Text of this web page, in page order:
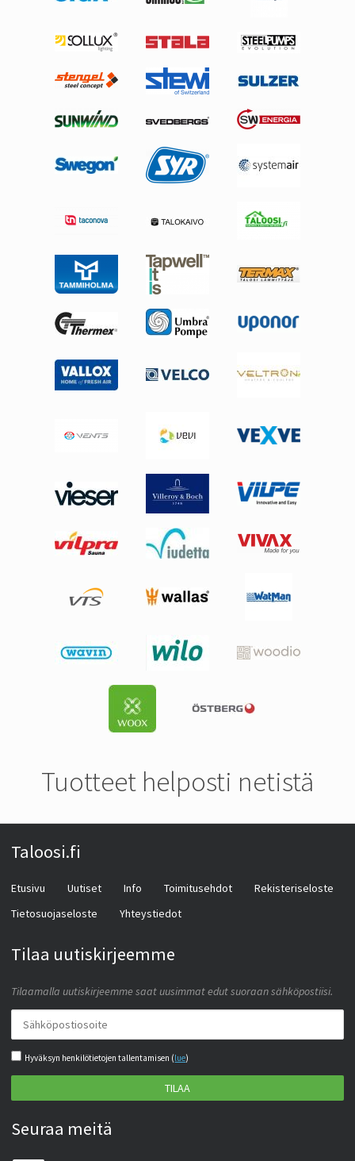
Tuotteet helposti netistä
Taloosi.fi
Etusivu Uutiset Info Toimitusehdot
Rekisteriseloste
Tietosuojaseloste
Yhteystiedot
Tilaa uutiskirjeemme
Tilaamalla uutiskirjeemme saat uusimmat edut suoraan sähköpostiisi.
Hyväksyn henkilötietojen tallentamisen (lue)
TILAA
Seuraa meitä